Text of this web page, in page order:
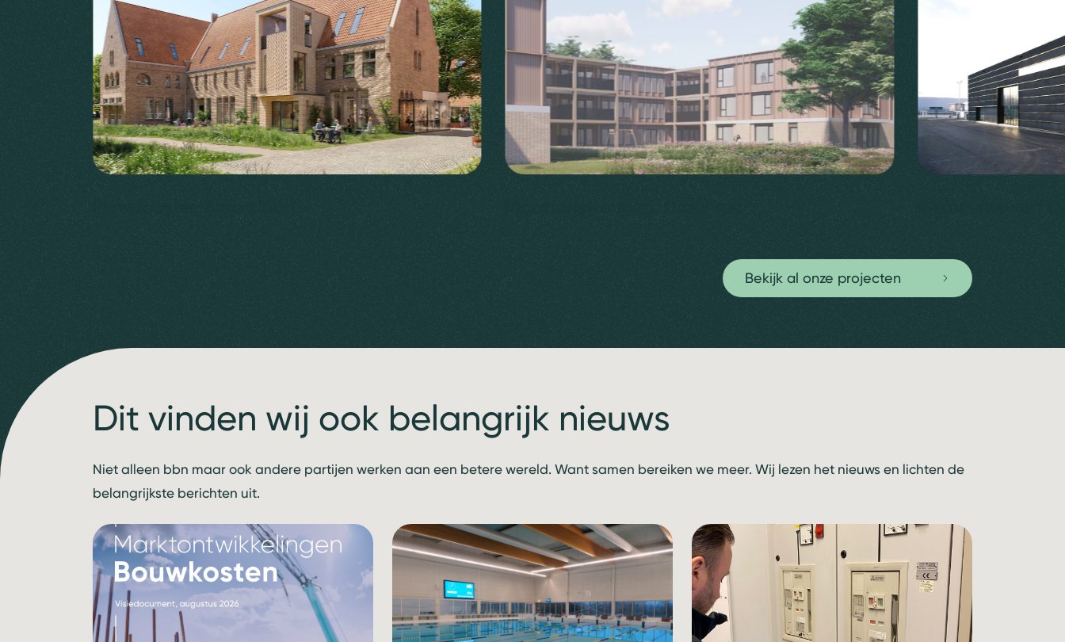
Eemklooster, Amersfoort Maartenswouden, Drachten
Bekijk al onze projecten
Dit vinden wij ook belangrijk nieuws
Niet alleen bbn maar ook andere partijen werken aan een betere wereld. Want samen bereiken we meer. Wij lezen het nieuws en lichten de
belangrijkste berichten uit.